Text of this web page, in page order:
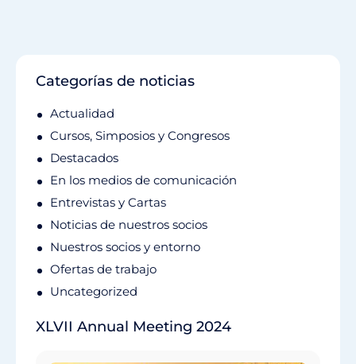
Categorías de noticias
Actualidad
Cursos, Simposios y Congresos
Destacados
En los medios de comunicación
Entrevistas y Cartas
Noticias de nuestros socios
Nuestros socios y entorno
Ofertas de trabajo
Uncategorized
XLVII Annual Meeting 2024